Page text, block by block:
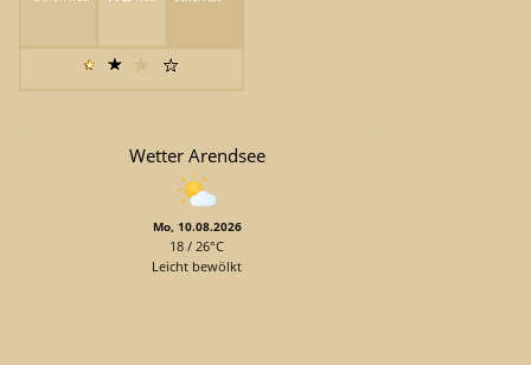
Wetter Arendsee
Mo, 10.08.2026
18 / 26°C
Leicht bewölkt